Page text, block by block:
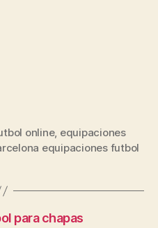
online, equipaciones
equipaciones futbol
para chapas